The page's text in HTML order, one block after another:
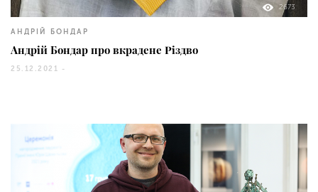
2673
АНДРІЙ БОНДАР
Андрій Бондар про вкрадене Різдво
25.12.2021 -